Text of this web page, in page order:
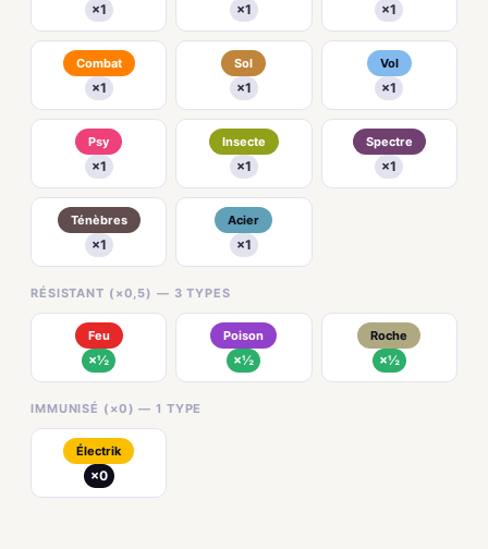
×1 ×1 ×1
Combat
×1
Sol
×1
Vol
×1
Psy
×1
Insecte
×1
Spectre
×1
Ténèbres
×1
Acier
×1
RÉSISTANT (×0,5) — 3 TYPES
Feu
×½
Poison
×½
Roche
×½
IMMUNISÉ (×0) — 1 TYPE
Électrik
×0